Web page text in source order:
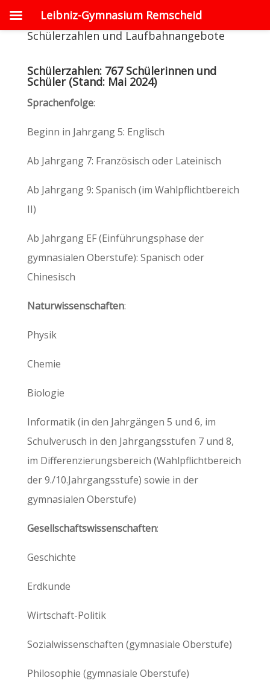
Schülerzahlen und Laufbahnangebote
Schülerzahlen: 767 Schülerinnen und
Schüler (Stand: Mai 2024)
Sprachenfolge:
Beginn in Jahrgang 5: Englisch
Ab Jahrgang 7: Französisch oder Lateinisch
Ab Jahrgang 9: Spanisch (im Wahlpflichtbereich
II)
Ab Jahrgang EF (Einführungsphase der
gymnasialen Oberstufe): Spanisch oder
Chinesisch
Naturwissenschaften:
Physik
Chemie
Biologie
Informatik (in den Jahrgängen 5 und 6, im
Schulverusch in den Jahrgangsstufen 7 und 8,
im Differenzierungsbereich (Wahlpflichtbereich
der 9./10.Jahrgangsstufe) sowie in der
gymnasialen Oberstufe)
Gesellschaftswissenschaften:
Geschichte
Erdkunde
Wirtschaft-Politik
Sozialwissenschaften (gymnasiale Oberstufe)
Philosophie (gymnasiale Oberstufe)
Leibniz-Gymnasium Remscheid